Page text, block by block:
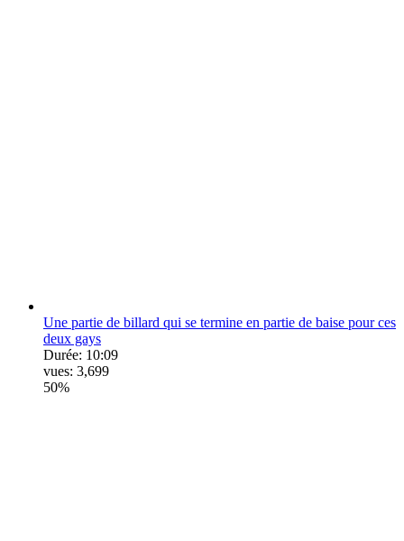
Une partie de billard qui se termine en partie de baise pour ces
deux gays
Durée: 10:09
vues: 3,699
50%